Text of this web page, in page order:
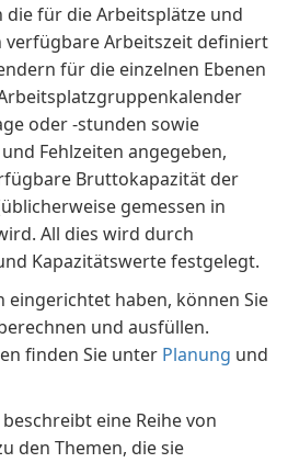
für die Arbeitsplätze und
Arbeitszeit definiert
für die einzelnen Ebenen
oder -stunden sowie
Fehlzeiten angegeben,
Bruttokapazität der
gemessen in
All dies wird durch
Kapazitätswerte festgelegt.
eingerichtet haben, können Sie
und ausfüllen.
finden Sie unter Planung und
eine Reihe von
den Themen, die sie